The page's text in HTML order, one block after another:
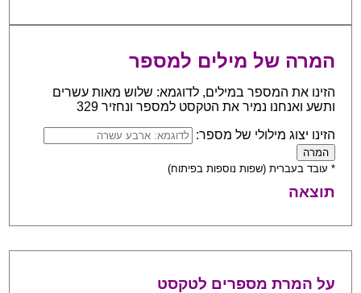
המרה של מילים למספר
הזינו את המספר במילים, לדוגמא: שלוש מאות עשרים
ותשע ואנחנו נמיר את הטקסט למספר ונחזיר 329
הזינו יצוג מילולי של מספר:
* עובד בעברית (שפות נוספות בפיתוח)
תוצאה
על המרת מספרים לטקסט